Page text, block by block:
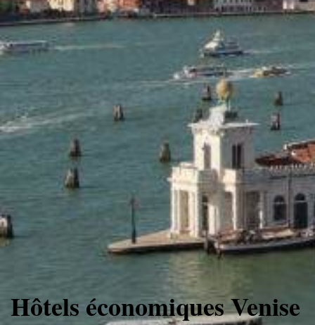
Hôtels économiques Venise